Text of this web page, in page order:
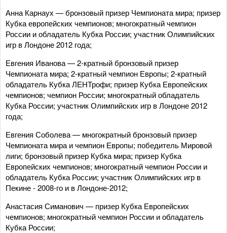
Анна Карнаух — бронзовый призер Чемпионата мира; призер
Кубка европейских чемпионов; многократный чемпион
России и обладатель Кубка России; участник Олимпийских
игр в Лондоне 2012 года;
Евгения Иванова — 2-кратный бронзовый призер
Чемпионата мира; 2-кратный чемпион Европы; 2-кратный
обладатель Кубка ЛЕНТрофи; призер Кубка Европейских
чемпионов; чемпион России; многократный обладатель
Кубка России; участник Олимпийских игр в Лондоне 2012
года;
Евгения Соболева — многократный бронзовый призер
Чемпионата мира и чемпион Европы; победитель Мировой
лиги; бронзовый призер Кубка мира; призер Кубка
Европейских чемпионов; многократный чемпион России и
обладатель Кубка России; участник Олимпийских игр в
Пекине - 2008-го и в Лондоне-2012;
Анастасия Симанович — призер Кубка Европейских
чемпионов; многократный чемпион России и обладатель
Кубка России;